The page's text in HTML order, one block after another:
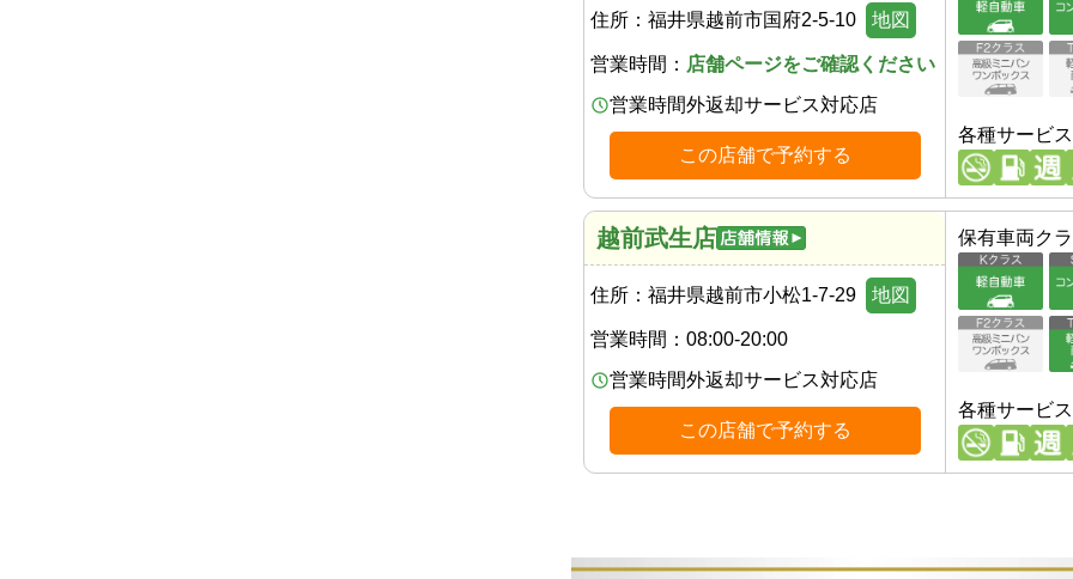
住所： 福井県越前市国府2-5-10 地図
営業時間： 店舗ページをご確認ください
営業時間外返却サービス対応店
この店舗で予約する
各種サービス
越前武生店
住所： 福井県越前市小松1-7-29 地図
営業時間： 08:00-20:00
営業時間外返却サービス対応店
この店舗で予約する
保有車両ク
各種サービス